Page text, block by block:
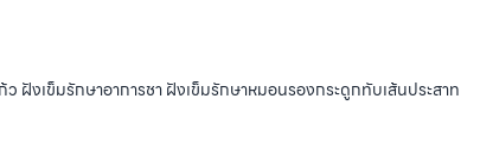
งเข็มรักษาอาการชา ฝังเข็มรักษาหมอนรองกระดูกทับเส้นประสาท